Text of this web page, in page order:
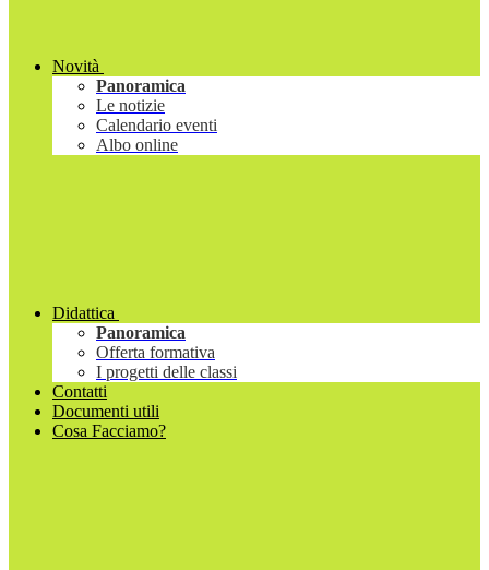
Novità
Panoramica
Le notizie
Calendario eventi
Albo online
Didattica
Panoramica
Offerta formativa
I progetti delle classi
Contatti
Documenti utili
Cosa Facciamo?